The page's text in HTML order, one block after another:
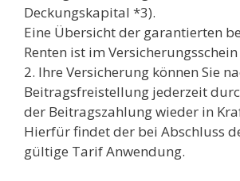
Deckungskapital *3).
Eine Übersicht der garantierten
Renten ist im
2. Ihre Versicherung können Sie
Beitragsfreistellung jederzeit
der Beitragszahlung wieder in
Hierfür findet der bei Abschluss
gültige Tarif Anwendung.